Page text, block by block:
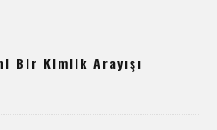
Bir Kimlik Arayışı